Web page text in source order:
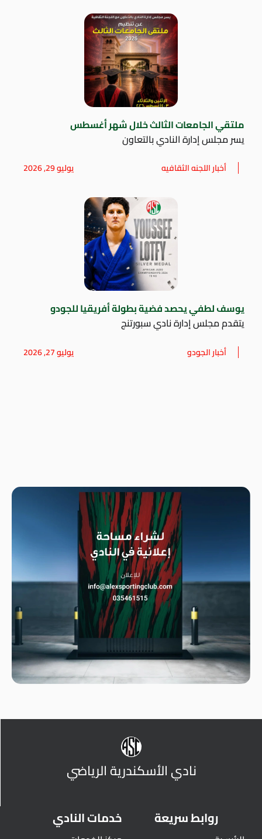
ملتقي الجامعات الثالث خلال شهر أغسطس
يسر مجلس إدارة النادي بالتعاون
أخبار اللجنه الثقافيه يوليو 29, 2026
يوسف لطفي يحصد فضية بطولة أفريقيا للجودو
يتقدم مجلس إدارة نادي سبورتنج
أخبار الجودو يوليو 27, 2026
نادي الأسكندرية الرياضي
روابط سريعة خدمات النادي